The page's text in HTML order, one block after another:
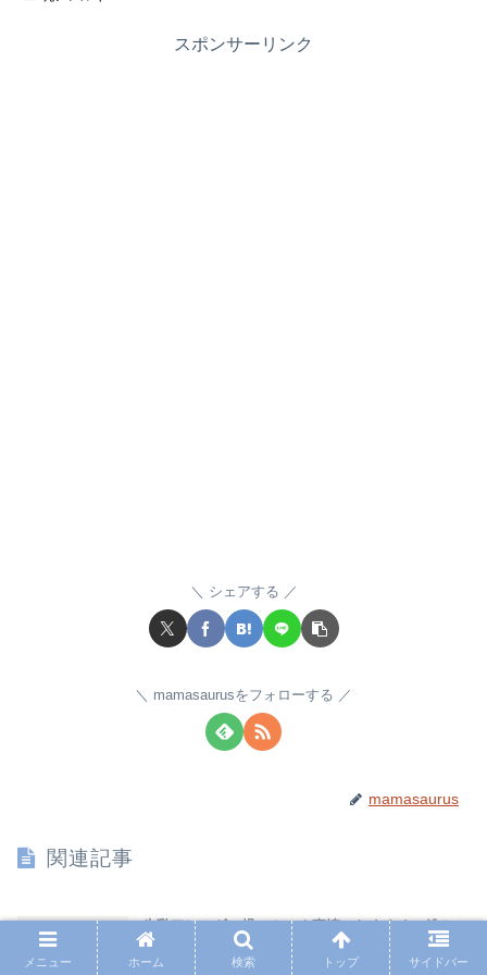
スポンサーリンク
シェアする
mamasaurusをフォローする
mamasaurus
関連記事
牛乳アレルギー児のミルク事情。おすすめの粉ミル
ク。ママは牛乳を摂取しても良いの？うちの場合な
ど。
メニュー ホーム 検索 トップ サイドバー